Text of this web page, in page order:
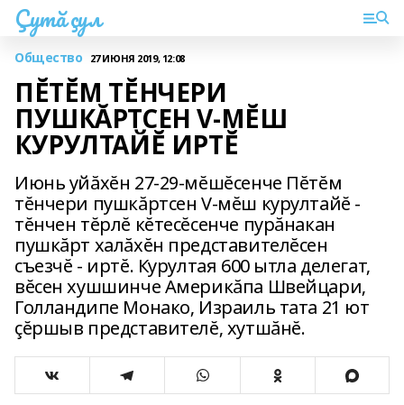
Çутă çул
Общество 27 ИЮНЯ 2019, 12:08
ПĔТĔМ ТĔНЧЕРИ
ПУШКĂРТСЕН V-МĔШ
КУРУЛТАЙĔ ИРТĔ
Июнь уйăхĕн 27-29-мĕшĕсенче Пĕтĕм
тĕнчери пушкăртсен V-мĕш курултайĕ -
тĕнчен тĕрлĕ кĕтесĕсенче пурăнакан
пушкăрт халăхĕн представителĕсен
съезчĕ - иртĕ. Курултая 600 ытла делегат‚
вĕсен хушшинче Америкăпа Швейцари‚
Голландипе Монако‚ Израиль тата 21 ют
çĕршыв представителĕ‚ хутшăнĕ.